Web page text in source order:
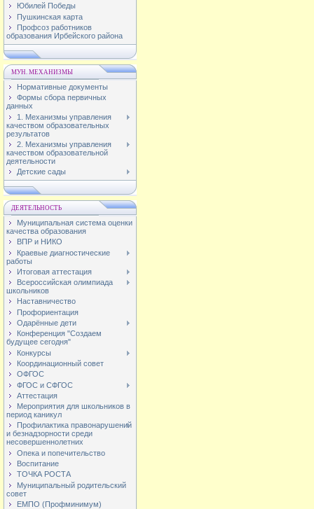
Юбилей Победы
Пушкинская карта
Профсоз работников
образования Ирбейского района
МУН. МЕХАНИЗМЫ
Нормативные документы
Формы сбора первичных
данных
1. Механизмы управления
качеством образовательных
результатов
2. Механизмы управления
качеством образовательной
деятельности
Детские сады
ДЕЯТЕЛЬНОСТЬ
Муниципальная система оценки
качества образования
ВПР и НИКО
Краевые диагностические
работы
Итоговая аттестация
Всероссийская олимпиада
школьников
Наставничество
Профориентация
Одарённые дети
Конференция "Создаем
будущее сегодня"
Конкурсы
Координационный совет
ОФГОС
ФГОС и СФГОС
Аттестация
Мероприятия для школьников в
период каникул
Профилактика правонарушений
и безнадзорности среди
несовершеннолетних
Опека и попечительство
Воспитание
ТОЧКА РОСТА
Муниципальный родительский
совет
ЕМПО (Профминимум)